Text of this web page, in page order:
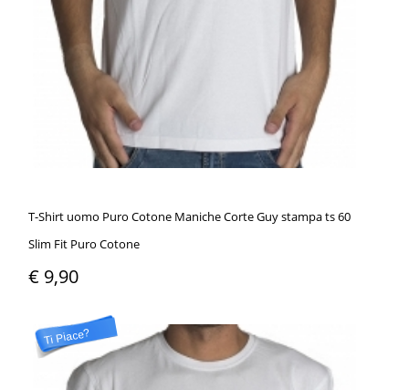
T-Shirt uomo Puro Cotone Maniche Corte Guy stampa ts 60
Slim Fit Puro Cotone
€ 9,90
Ti Piace?